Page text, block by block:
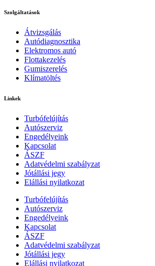
Szolgáltatások
Átvizsgálás
Autódiagnosztika
Elektromos autó
Flottakezelés
Gumiszerelés
Klímatöltés
Linkek
Turbófelújítás
Autószerviz
Engedélyeink
Kapcsolat
ÁSZF
Adatvédelmi szabályzat
Jótállási jegy
Elállási nyilatkozat
Turbófelújítás
Autószerviz
Engedélyeink
Kapcsolat
ÁSZF
Adatvédelmi szabályzat
Jótállási jegy
Elállási nyilatkozat